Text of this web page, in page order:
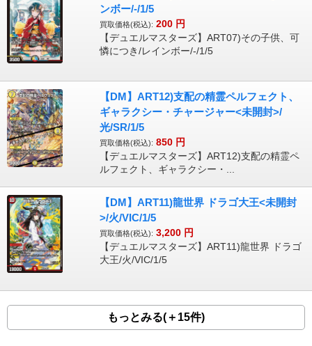
ンボー/-/1/5
買取価格(税込): 200 円
【デュエルマスターズ】ART07)その子供、可
憐につき/レインボー/-/1/5
【DM】ART12)支配の精霊ペルフェクト、
ギャラクシー・チャージャー<未開封>/
光/SR/1/5
買取価格(税込): 850 円
【デュエルマスターズ】ART12)支配の精霊ペ
ルフェクト、ギャラクシー・...
【DM】ART11)龍世界 ドラゴ大王<未開封
>/火/VIC/1/5
買取価格(税込): 3,200 円
【デュエルマスターズ】ART11)龍世界 ドラゴ
大王/火/VIC/1/5
もっとみる(＋15件)